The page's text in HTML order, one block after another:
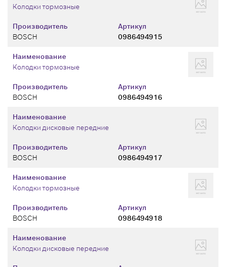
Производитель
BOSCH
Артикул
0986494915
Колодки тормозные
Производитель
BOSCH
Артикул
0986494916
Наименование
Колодки тормозные
Производитель
BOSCH
Артикул
0986494917
Наименование
Колодки дисковые передние
Производитель
BOSCH
Артикул
0986494918
Наименование
Колодки тормозные
Наименование
Колодки дисковые передние